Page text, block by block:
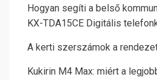
Hogyan segíti a belső
KX-TDA15CE Digitális
A kerti szerszámok a
Kukirin M4 Max: miért a